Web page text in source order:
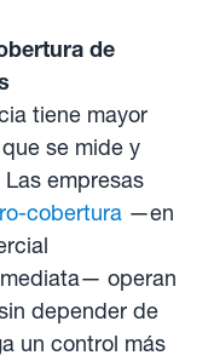
de
tiene mayor
se mide y
empresas
cobertura —en
operan
depender de
un control más